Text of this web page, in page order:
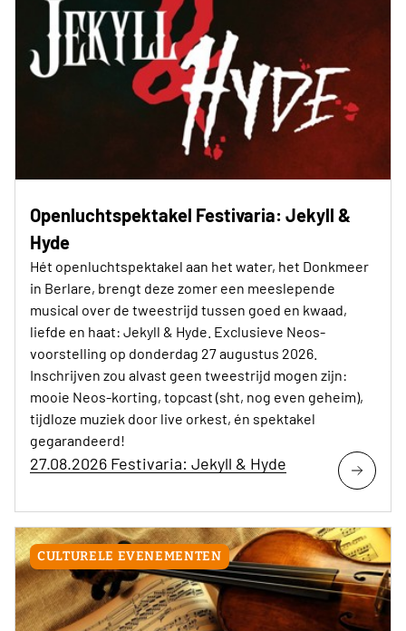
Openluchtspektakel Festivaria: Jekyll &
Hyde
Hét openluchtspektakel aan het water, het Donkmeer
in Berlare, brengt deze zomer een meeslepende
musical over de tweestrijd tussen goed en kwaad,
liefde en haat: Jekyll & Hyde. Exclusieve Neos-
voorstelling op donderdag 27 augustus 2026.
Inschrijven zou alvast geen tweestrijd mogen zijn:
mooie Neos-korting, topcast (sht, nog even geheim),
tijdloze muziek door live orkest, én spektakel
gegarandeerd!
27.08.2026 Festivaria: Jekyll & Hyde
CULTURELE EVENEMENTEN